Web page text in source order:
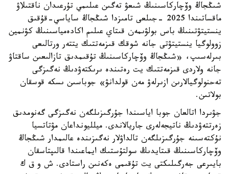
شىڭجاڭ وۆچاركاسىنىڭ شىعۋ تەگىن عىلىمي تۇرعىدان ناقتىلاۋ
ماقساتىندا 2025 -جىلعى تامىزدا شىڭجاڭ ساياسي-قۇقىق
ينستيتۋتىنىڭ باس بولۋىمەن قىتاي عىلىم اكادەمياسىنىڭ كۋنمين
زوولوگيا ينستيتۋتى جانە شوقك قىزمەتتىك يتتەر ورتالىعى
بىرلەسىپ، «شىڭجاڭ وۆچاركاسىنىڭ تۇقىمدىق تازالىعىن ساقتاۋ
جانە ولاردى قىزمەتتىك يت رەتىندە ىرىكتەۋدىڭ نەگىزگى
تەحنولوگيالارىن ازىرلەۋ مەن قولدانۋ» جوباسىن ىسكە قوسقان
بولاتىن.
جۋىردا اتالعان جوبا اياسىندا جۇرگىزىلگەن نەگىزگى گەنومدىق
زەرتتەۋدىڭ ناتيجەلەرى جاريالاندى. ميلليونداعان مۋتاتسيا
نۇكتەسىنە جۇرگىزىلگەن تالداۋلار نەگىزىندە عالىمدار شىڭجاڭ
وۆچاركاسىنىڭ قىتايدىڭ سولتۇستىك ايماعىندا قالىپتاسقان
بايىرعى جەرگىلىكتى يت تۇقىمى ەكەنىن راستادى. ش و ق ك